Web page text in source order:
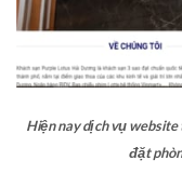
Hiện nay dịch vụ
đặt